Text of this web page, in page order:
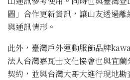
圖」合作更新資訊，讓山友透過
與通訊情形。
此外，臺灣戶外運動服飾品牌
法人台灣嘉瓦士文化協會也與宜
契約，並與台灣大哥大進行現地